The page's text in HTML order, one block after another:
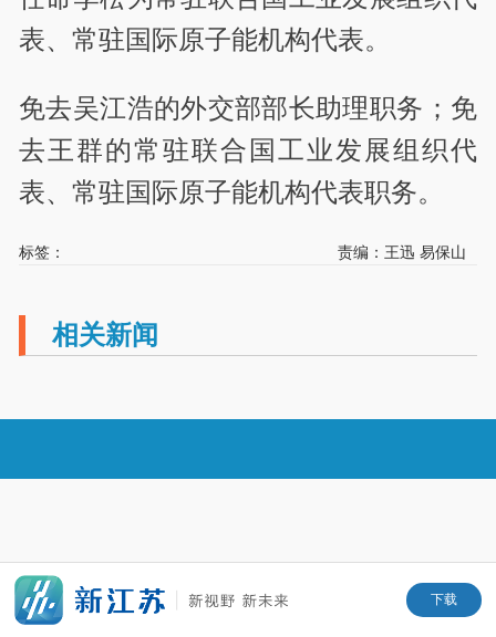
表、常驻国际原子能机构代表。
免去吴江浩的外交部部长助理职务；免
去王群的常驻联合国工业发展组织代
表、常驻国际原子能机构代表职务。
标签： 责编：王迅 易保山
相关新闻
下载